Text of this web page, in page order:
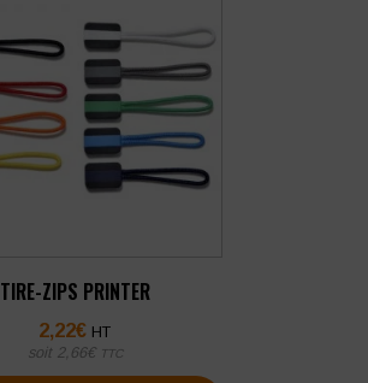
TIRE-ZIPS PRINTER
2,22€ HT
soit 2,66€ TTC